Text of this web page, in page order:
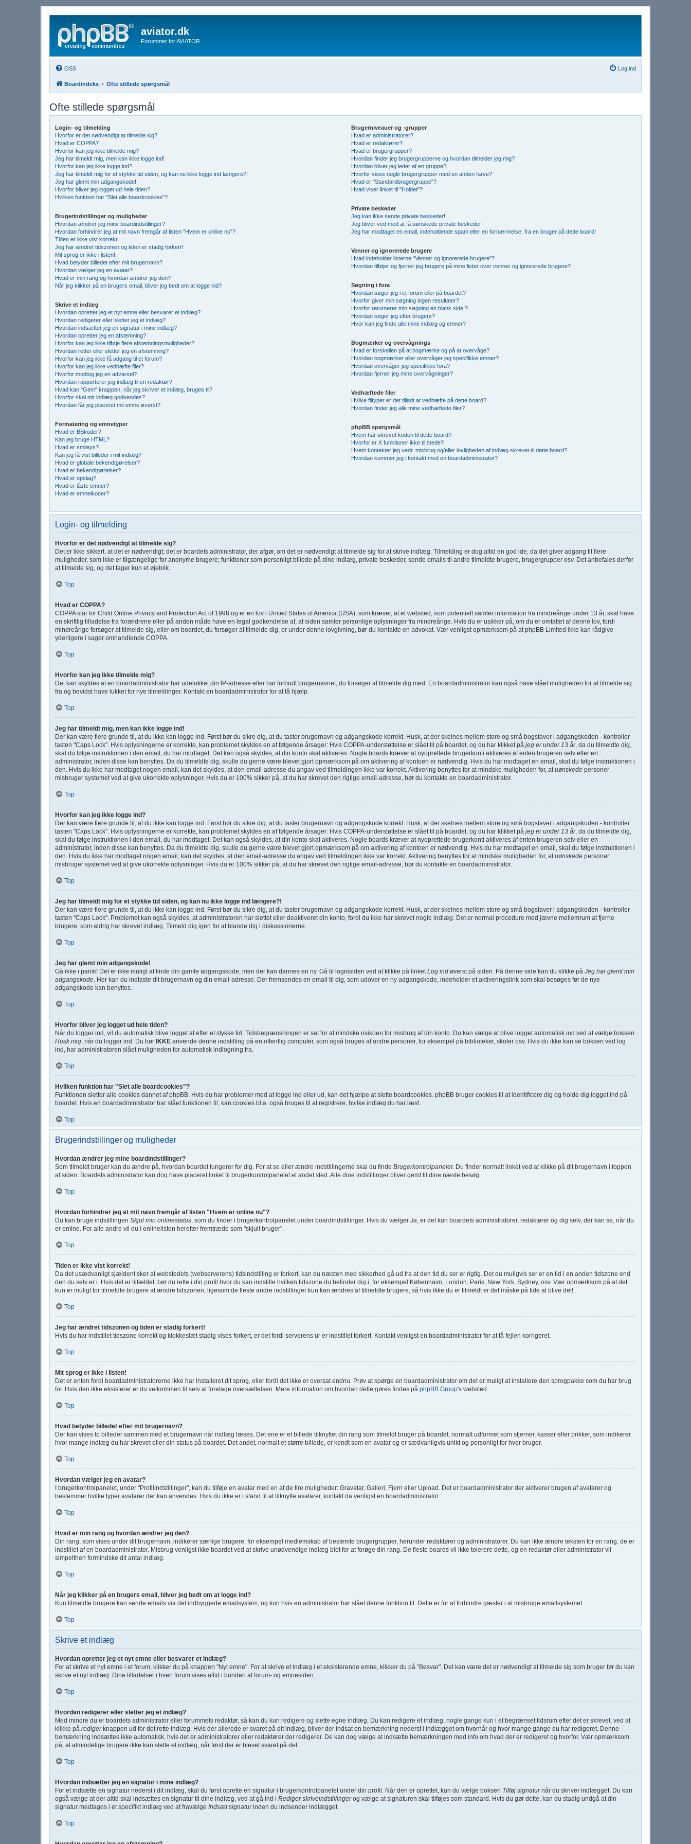
aviator.dk
Forummer for AVIATOR
OSS Log ind
Boardindeks Ofte stillede spørgsmål
Ofte stillede spørgsmål
Login- og tilmelding
Hvorfor er det nødvendigt at tilmelde sig?
Hvad er COPPA?
Hvorfor kan jeg ikke tilmelde mig?
Jeg har tilmeldt mig, men kan ikke logge ind!
Hvorfor kan jeg ikke logge ind?
Jeg har tilmeldt mig for et stykke tid siden, og kan nu ikke logge ind længere?!
Jeg har glemt min adgangskode!
Hvorfor bliver jeg logget ud hele tiden?
Hvilken funktion har "Slet alle boardcookies"?
Brugerindstillinger og muligheder
Hvordan ændrer jeg mine boardindstillinger?
Hvordan forhindrer jeg at mit navn fremgår af listen "Hvem er online nu"?
Tiden er ikke vist korrekt!
Jeg har ændret tidszonen og tiden er stadig forkert!
Mit sprog er ikke i listen!
Hvad betyder billedet efter mit brugernavn?
Hvordan vælger jeg en avatar?
Hvad er min rang og hvordan ændrer jeg den?
Når jeg klikker på en brugers email, bliver jeg bedt om at logge ind?
Skrive et indlæg
Hvordan opretter jeg et nyt emne eller besvarer et indlæg?
Hvordan redigerer eller sletter jeg et indlæg?
Hvordan indsætter jeg en signatur i mine indlæg?
Hvordan opretter jeg en afstemning?
Hvorfor kan jeg ikke tilføje flere afstemningsmuligheder?
Hvordan retter eller sletter jeg en afstemning?
Hvorfor kan jeg ikke få adgang til et forum?
Hvorfor kan jeg ikke vedhæfte filer?
Hvorfor modtog jeg en advarsel?
Hvordan rapporterer jeg indlæg til en redaktør?
Hvad kan "Gem" knappen, når jeg skriver et indlæg, bruges til?
Hvorfor skal mit indlæg godkendes?
Hvordan får jeg placeret mit emne øverst?
Formatering og emnetyper
Hvad er BBkoder?
Kan jeg bruge HTML?
Hvad er smileys?
Kan jeg få vist billeder i mit indlæg?
Hvad er globale bekendtgørelser?
Hvad er bekendtgørelser?
Hvad er opslag?
Hvad er låste emner?
Hvad er emneikoner?
Brugerniveauer og -grupper
Hvad er administratorer?
Hvad er redaktører?
Hvad er brugergrupper?
Hvordan finder jeg brugergrupperne og hvordan tilmelder jeg mig?
Hvordan bliver jeg leder af en gruppe?
Hvorfor vises nogle brugergrupper med en anden farve?
Hvad er "Standardbrugergruppe"?
Hvad viser linket til "Holdet"?
Private beskeder
Jeg kan ikke sende private beskeder!
Jeg bliver ved med at få uønskede private beskeder!
Jeg har modtaget en email, indeholdende spam eller en fornærmelse, fra en bruger på dette board!
Venner og ignorerede brugere
Hvad indeholder listerne "Venner og ignorerede brugere"?
Hvordan tilføjer og fjerner jeg brugere på mine lister over venner og ignorerede brugere?
Søgning i fora
Hvordan søger jeg i et forum eller på boardet?
Hvorfor giver min søgning ingen resultater?
Hvorfor returnerer min søgning en blank side!?
Hvordan søger jeg efter brugere?
Hvor kan jeg finde alle mine indlæg og emner?
Bogmærker og overvågnings
Hvad er forskellen på at bogmærke og på at overvåge?
Hvordan bogmærker eller overvåger jeg specifikke emner?
Hvordan overvåger jeg specifikke fora?
Hvordan fjerner jeg mine overvågninger?
Vedhæftede filer
Hvilke filtyper er det tilladt at vedhæfte på dette board?
Hvordan finder jeg alle mine vedhæftede filer?
phpBB spørgsmål
Hvem har skrevet koden til dette board?
Hvorfor er X funktioner ikke til stede?
Hvem kontakter jeg vedr. misbrug og/eller lovligheden af indlæg skrevet til dette board?
Hvordan kommer jeg i kontakt med en boardadministrator?
Login- og tilmelding
Hvorfor er det nødvendigt at tilmelde sig?
Det er ikke sikkert, at det er nødvendigt; det er boardets administrator, der afgør, om det er nødvendigt at tilmelde sig for at skrive indlæg. Tilmelding er dog altid en god ide, da det giver adgang til flere
muligheder, som ikke er tilgængelige for anonyme brugere; funktioner som personligt billede på dine indlæg, private beskeder, sende emails til andre tilmeldte brugere, brugergrupper osv. Det anbefales derfor
at tilmelde sig, og det tager kun et øjeblik.
Top
Hvad er COPPA?
COPPA står for Child Online Privacy and Protection Act of 1998 og er en lov i United States of America (USA), som kræver, at et websted, som potentielt samler information fra mindreårige under 13 år, skal have
en skriftlig tilladelse fra forældrene eller på anden måde have en legal godkendelse af, at siden samler personlige oplysninger fra mindreårige. Hvis du er usikker på, om du er omfattet af denne lov, fordi
mindreårige forsøger at tilmelde sig, eller om boardet, du forsøger at tilmelde dig, er under denne lovgivning, bør du kontakte en advokat. Vær venligst opmærksom på at phpBB Limited ikke kan rådgive
yderligere i sager omhandlende COPPA.
Top
Hvorfor kan jeg ikke tilmelde mig?
Det kan skyldes at en boardadministrator har udelukket din IP-adresse eller har forbudt brugernavnet, du forsøger at tilmelde dig med. En boardadministrator kan også have slået muligheden for at tilmelde sig
fra og bevidst have lukket for nye tilmeldinger. Kontakt en boardadministrator for at få hjælp.
Top
Jeg har tilmeldt mig, men kan ikke logge ind!
Der kan være flere grunde til, at du ikke kan logge ind. Først bør du sikre dig, at du taster brugernavn og adgangskode korrekt. Husk, at der skelnes mellem store og små bogstaver i adgangskoden - kontroller
tasten "Caps Lock". Hvis oplysningerne er korrekte, kan problemet skyldes en af følgende årsager: Hvis COPPA-understøttelse er slået til på boardet, og du har klikket på jeg er under 13 år, da du tilmeldte dig,
skal du følge instruktionen i den email, du har modtaget. Det kan også skyldes, at din konto skal aktiveres. Nogle boards kræver at nyoprettede brugerkonti aktiveres af enten brugeren selv eller en
administrator, inden disse kan benyttes. Da du tilmeldte dig, skulle du gerne være blevet gjort opmærksom på om aktivering af kontoen er nødvendig. Hvis du har modtaget en email, skal du følge instruktionen i
den. Hvis du ikke har modtaget nogen email, kan det skyldes, at den email-adresse du angav ved tilmeldingen ikke var korrekt. Aktivering benyttes for at mindske muligheden for, at uønskede personer
misbruger systemet ved at give ukorrekte oplysninger. Hvis du er 100% sikker på, at du har skrevet den rigtige email-adresse, bør du kontakte en boardadministrator.
Top
Hvorfor kan jeg ikke logge ind?
Der kan være flere grunde til, at du ikke kan logge ind. Først bør du sikre dig, at du taster brugernavn og adgangskode korrekt. Husk, at der skelnes mellem store og små bogstaver i adgangskoden - kontroller
tasten "Caps Lock". Hvis oplysningerne er korrekte, kan problemet skyldes en af følgende årsager: Hvis COPPA-understøttelse er slået til på boardet, og du har klikket på jeg er under 13 år, da du tilmeldte dig,
skal du følge instruktionen i den email, du har modtaget. Det kan også skyldes, at din konto skal aktiveres. Nogle boards kræver at nyoprettede brugerkonti aktiveres af enten brugeren selv eller en
administrator, inden disse kan benyttes. Da du tilmeldte dig, skulle du gerne være blevet gjort opmærksom på om aktivering af kontoen er nødvendig. Hvis du har modtaget en email, skal du følge instruktionen i
den. Hvis du ikke har modtaget nogen email, kan det skyldes, at den email-adresse du angav ved tilmeldingen ikke var korrekt. Aktivering benyttes for at mindske muligheden for, at uønskede personer
misbruger systemet ved at give ukorrekte oplysninger. Hvis du er 100% sikker på, at du har skrevet den rigtige email-adresse, bør du kontakte en boardadministrator.
Top
Jeg har tilmeldt mig for et stykke tid siden, og kan nu ikke logge ind længere?!
Der kan være flere grunde til, at du ikke kan logge ind. Først bør du sikre dig, at du taster brugernavn og adgangskode korrekt. Husk, at der skelnes mellem store og små bogstaver i adgangskoden - kontroller
tasten "Caps Lock". Problemet kan også skyldes, at administratoren har slettet eller deaktiveret din konto, fordi du ikke har skrevet nogle indlæg. Det er normal procedure med jævne mellemrum at fjerne
brugere, som aldrig har skrevet indlæg. Tilmeld dig igen for at blande dig i diskussionerne.
Top
Jeg har glemt min adgangskode!
Gå ikke i panik! Det er ikke muligt at finde din gamle adgangskode, men der kan dannes en ny. Gå til loginsiden ved at klikke på linket Log ind øverst på siden. På denne side kan du klikke på Jeg har glemt min
adgangskode . Her kan du indtaste dit brugernavn og din email-adresse. Der fremsendes en email til dig, som udover en ny adgangskode, indeholder et aktiveringslink som skal besøges før de nye
adgangskode kan benyttes.
Top
Hvorfor bliver jeg logget ud hele tiden?
Når du logger ind, vil du automatisk blive logget af efter et stykke tid. Tidsbegrænsningen er sat for at mindske risikoen for misbrug af din konto. Du kan vælge at blive logget automatisk ind ved at vælge boksen
Husk mig , når du logger ind. Du bør IKKE anvende denne indstilling på en offentlig computer, som også bruges af andre personer, for eksempel på biblioteker, skoler osv. Hvis du ikke kan se boksen ved log
ind, har administratoren slået muligheden for automatisk indlogning fra.
Top
Hvilken funktion har "Slet alle boardcookies"?
Funktionen sletter alle cookies dannet af phpBB. Hvis du har problemer med at logge ind eller ud, kan det hjælpe at slette boardcookies. phpBB bruger cookies til at identificere dig og holde dig logget ind på
boardet. Hvis en boardadministrator har slået funktionen til, kan cookies bl.a. også bruges til at registrere, hvilke indlæg du har læst.
Top
Brugerindstillinger og muligheder
Hvordan ændrer jeg mine boardindstillinger?
Som tilmeldt bruger kan du ændre på, hvordan boardet fungerer for dig. For at se eller ændre indstillingerne skal du finde Brugerkontrolpanelet. Du finder normalt linket ved at klikke på dit brugernavn i toppen
af siden. Boardets administrator kan dog have placeret linket til brugerkontrolpanelet et andet sted. Alle dine indstillinger bliver gemt til dine næste besøg.
Top
Hvordan forhindrer jeg at mit navn fremgår af listen "Hvem er online nu"?
Du kan bruge indstillingen Skjul min onlinestatus , som du finder i brugerkontrolpanelet under boardindstillinger. Hvis du vælger Ja , er det kun boardets administratorer, redaktører og dig selv, der kan se, når du
er online. For alle andre vil du i onlinelisten herefter fremtræde som "skjult bruger".
Top
Tiden er ikke vist korrekt!
Da det usædvanligt sjældent sker at webstedets (webserverens) tidsindstilling er forkert, kan du næsten med sikkerhed gå ud fra at den tid du ser er rigtig. Det du muligvis ser er en tid i en anden tidszone end
den du selv er i. Hvis det er tilfældet, bør du rette i din profil hvor du kan indstille hvilken tidszone du befinder dig i, for eksempel København, London, Paris, New York, Sydney, osv. Vær opmærksom på at det
kun er muligt for tilmeldte brugere at ændre tidszonen, ligesom de fleste andre indstillinger kun kan ændres af tilmeldte brugere, så hvis ikke du er tilmeldt er det måske på tide at blive det!
Top
Jeg har ændret tidszonen og tiden er stadig forkert!
Hvis du har indstillet tidszone korrekt og klokkeslæt stadig vises forkert, er det fordi serverens ur er indstillet forkert. Kontakt venligst en boardadministrator for at få fejlen korrigeret.
Top
Mit sprog er ikke i listen!
Det er enten fordi boardadministratorerne ikke har installeret dit sprog, eller fordi det ikke er oversat endnu. Prøv at spørge en boardadministrator om det er muligt at installere den sprogpakke som du har brug
for. Hvis den ikke eksisterer er du velkommen til selv at foretage oversættelsen. Mere information om hvordan dette gøres findes på phpBB Group's websted.
Top
Hvad betyder billedet efter mit brugernavn?
Der kan vises to billeder sammen med et brugernavn når indlæg læses. Det ene er et billede tilknyttet din rang som tilmeldt bruger på boardet, normalt udformet som stjerner, kasser eller prikker, som indikerer
hvor mange indlæg du har skrevet eller din status på boardet. Det andet, normalt et større billede, er kendt som en avatar og er sædvanligvis unikt og personligt for hver bruger.
Top
Hvordan vælger jeg en avatar?
I brugerkontrolpanelet, under "Profilindstillinger", kan du tilføje en avatar med en af de fire muligheder: Gravatar, Galleri, Fjern eller Upload. Det er boardadministrator der aktiverer brugen af avatarer og
bestemmer hvilke typer avatarer der kan anvendes. Hvis du ikke er i stand til at tilknytte avatarer, kontakt da venligst en boardadministrator.
Top
Hvad er min rang og hvordan ændrer jeg den?
Din rang, som vises under dit brugernavn, indikerer særlige brugere, for eksempel medlemskab af bestemte brugergrupper, herunder redaktører og administratorer. Du kan ikke ændre teksten for en rang, de er
indstillet af en boardadministrator. Misbrug venligst ikke boardet ved at skrive unødvendige indlæg blot for at forøge din rang. De fleste boards vil ikke tolerere dette, og en redaktør eller administrator vil
simpelthen formindske dit antal indlæg.
Top
Når jeg klikker på en brugers email, bliver jeg bedt om at logge ind?
Kun tilmeldte brugere kan sende emails via det indbyggede emailsystem, og kun hvis en administrator har slået denne funktion til. Dette er for at forhindre gæster i at misbruge emailsystemet.
Top
Skrive et indlæg
Hvordan opretter jeg et nyt emne eller besvarer et indlæg?
For at skrive et nyt emne i et forum, klikker du på knappen "Nyt emne". For at skrive et indlæg i et eksisterende emne, klikker du på "Besvar". Det kan være det er nødvendigt at tilmelde sig som bruger før du kan
skrive et nyt indlæg. Dine tilladelser i hvert forum vises altid i bunden af forum- og emnesiden.
Top
Hvordan redigerer eller sletter jeg et indlæg?
Med mindre du er boardets administrator eller forummets redaktør, så kan du kun redigere og slette egne indlæg. Du kan redigere et indlæg, nogle gange kun i et begrænset tidsrum efter det er skrevet, ved at
klikke på redigerknappen ud for det rette indlæg. Hvis der allerede er svaret på dit indlæg, bliver der indsat en bemærkning nederst i indlægget om hvornår og hvor mange gange du har redigeret. Denne
bemærkning indsættes ikke automatisk, hvis det er administratorer eller redaktører der redigerer. De kan dog vælge at indsætte bemærkningen med info om hvad der er redigeret og hvorfor. Vær opmærksom
på, at almindelige brugere ikke kan slette et indlæg, når først der er blevet svaret på det
Top
Hvordan indsætter jeg en signatur i mine indlæg?
For et indsætte en signatur nederst i dit indlæg, skal du først oprette en signatur i brugerkontrolpanelet under din profil. Når den er oprettet, kan du vælge boksen Tilføj signaturnår du skriver indlægget. Du kan
også vælge at der altid skal indsættes en signatur til dine indlæg, ved at gå ind i Rediger skriveindstillingerog vælge at signaturen skal tilføjes som standard. Hvis du gør dette, kan du stadig undgå at din
signatur medtages i et specifikt indlæg ved at fravælge Indsæt signaturinden du indsender indlægget.
Top